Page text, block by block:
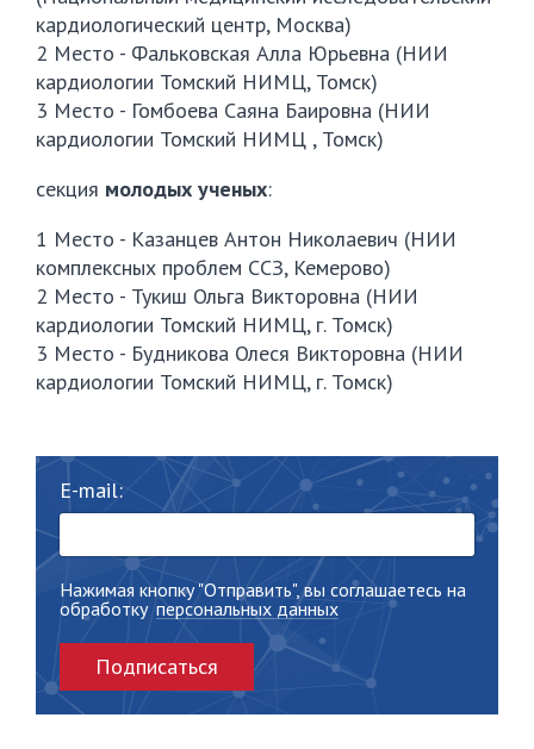
кардиологический центр, Москва)
2 Место - Фальковская Алла Юрьевна (НИИ
кардиологии Томский НИМЦ, Томск)
3 Место - Гомбоева Саяна Баировна (НИИ
кардиологии Томский НИМЦ , Томск)
секция молодых ученых:
1 Место - Казанцев Антон Николаевич (НИИ
комплексных проблем ССЗ, Кемерово)
2 Место - Тукиш Ольга Викторовна (НИИ
кардиологии Томский НИМЦ, г. Томск)
3 Место - Будникова Олеся Викторовна (НИИ
кардиологии Томский НИМЦ, г. Томск)
E-mail:
Нажимая кнопку "Отправить", вы соглашаетесь на
обработку персональных данных
Подписаться